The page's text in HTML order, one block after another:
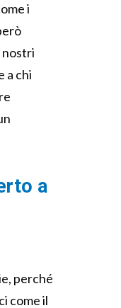
i
nostri
a chi
a
perché
come il